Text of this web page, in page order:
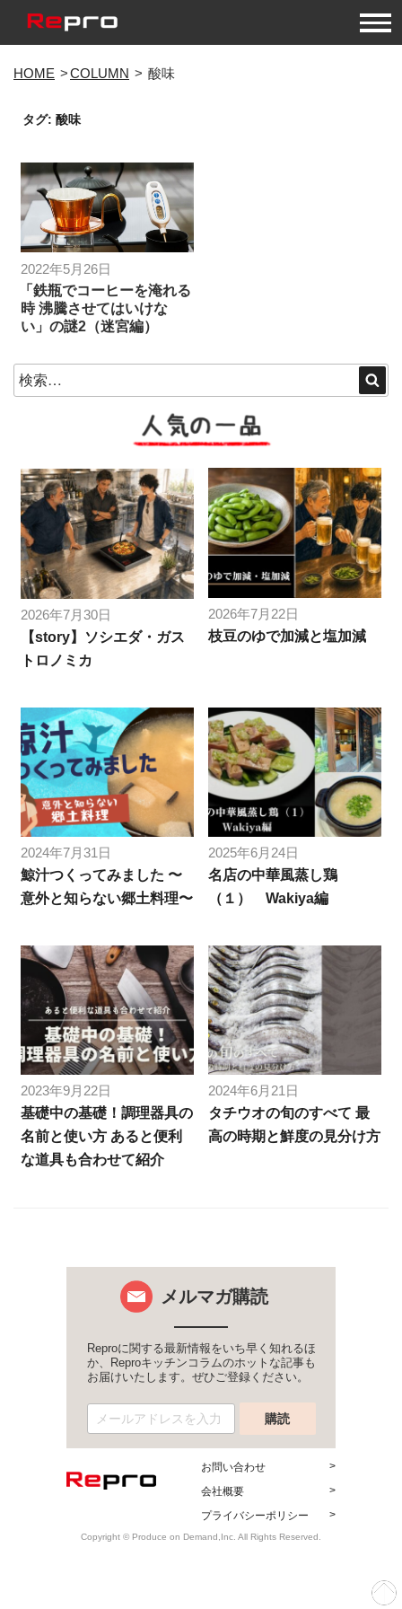
HOME COLUMN 酸味
タグ: 酸味
投
稿
日:
2022年5月26日
「鉄瓶でコーヒーを淹れる
時 沸騰させてはいけな
い」の謎2（迷宮編）
検
索:
索
2026年7月30日
【story】ソシエダ・ガス
トロノミカ
2026年7月22日
枝豆のゆで加減と塩加減
2024年7月31日
鯨汁つくってみました 〜
意外と知らない郷土料理〜
2025年6月24日
名店の中華風蒸し鶏
（１） Wakiya編
2023年9月22日
基礎中の基礎！調理器具の
名前と使い方 あると便利
な道具も合わせて紹介
2024年6月21日
タチウオの旬のすべて 最
高の時期と鮮度の見分け方
メルマガ購読
Reproに関する最新情報をいち早く知れるほ
か、Reproキッチンコラムのホットな記事も
お届けいたします。ぜひご登録ください。
お問い合わせ
会社概要
プライバシーポリシー
Copyright © Produce on Demand,Inc. All Rights Reserved.